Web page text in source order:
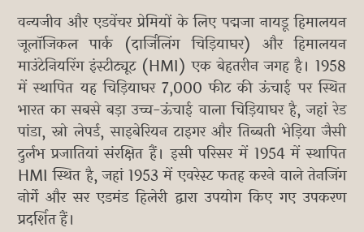
वन्यजीव और एडवेंचर प्रेमियों के लिए पद्मजा नायडू हिमालयन
जूलॉजिकल पार्क (दार्जिलिंग चिड़ियाघर) और हिमालयन
माउंटेनियरिंग इंस्टीट्यूट (HMI) एक बेहतरीन जगह है। 1958
में स्थापित यह चिड़ियाघर 7,000 फीट की ऊंचाई पर स्थित
भारत का सबसे बड़ा उच्च-ऊंचाई वाला चिड़ियाघर है, जहां रेड
पांडा, स्नो लेपर्ड, साइबेरियन टाइगर और तिब्बती भेड़िया जैसी
दुर्लभ प्रजातियां संरक्षित हैं। इसी परिसर में 1954 में स्थापित
HMI स्थित है, जहां 1953 में एवरेस्ट फतह करने वाले तेनजिंग
नोर्गे और सर एडमंड हिलेरी द्वारा उपयोग किए गए उपकरण
प्रदर्शित हैं।